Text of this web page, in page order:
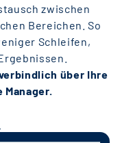
zwischen
Bereichen. So
Schleifen,
über Ihre
Manager.